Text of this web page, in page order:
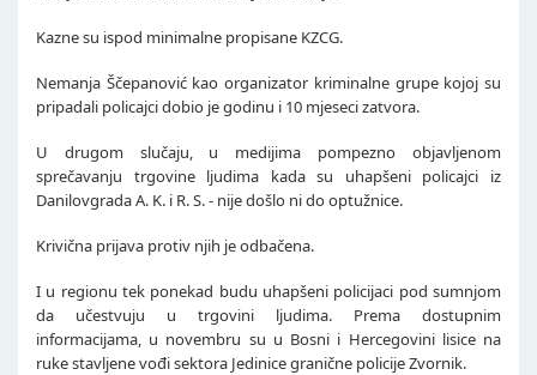
Kazne su ispod minimalne propisane KZCG.
Nemanja Ščepanović kao organizator kriminalne grupe kojoj su
pripadali policajci dobio je godinu i 10 mjeseci zatvora.
U drugom slučaju, u medijima pompezno objavljenom
sprečavanju trgovine ljudima kada su uhapšeni policajci iz
Danilovgrada A. K. i R. S. - nije došlo ni do optužnice.
Krivična prijava protiv njih je odbačena.
I u regionu tek ponekad budu uhapšeni policijaci pod sumnjom
da učestvuju u trgovini ljudima. Prema dostupnim
informacijama, u novembru su u Bosni i Hercegovini lisice na
ruke stavljene vođi sektora Jedinice granične policije Zvornik.